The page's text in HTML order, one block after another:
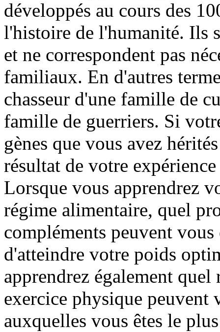
développés au cours des
l'histoire de l'humanité. Ils
et ne correspondent pas
familiaux. En d'autres
chasseur d'une famille de
famille de guerriers. Si
gènes que vous avez
résultat de votre
Lorsque vous apprendrez
régime alimentaire, quel
compléments peuvent
d'atteindre votre poids
apprendrez également
exercice physique peuvent
auxquelles vous êtes le